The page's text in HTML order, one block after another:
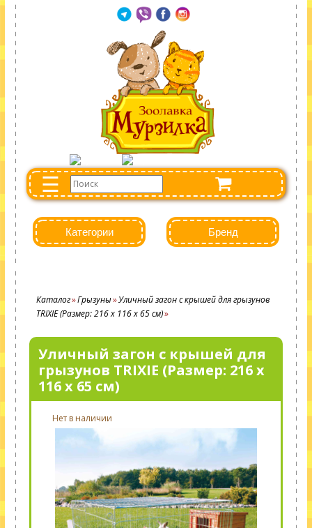
☰
Категории Бренд
Каталог Грызуны Уличный загон с крышей для грызунов
TRIXIE (Размер: 216 х 116 х 65 см)
Уличный загон с крышей для
грызунов TRIXIE (Размер: 216 х
116 х 65 см)
Нет в наличии